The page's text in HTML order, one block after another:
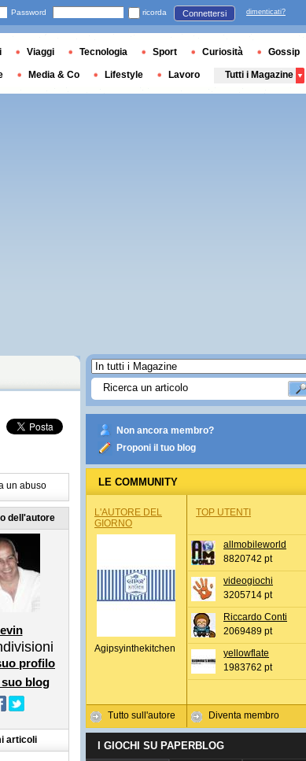
un abuso
dell'autore
profilo
blog
articoli
Non ancora membro?
Proponi il tuo blog
LE COMMUNITY
L'AUTORE DEL
GIORNO
Agipsyinthekitchen
Tutto sull'autore
TOP UTENTI
allmobileworld
8820742 pt
videogiochi
3205714 pt
Riccardo Conti
2069489 pt
yellowflate
1983762 pt
Diventa membro
I GIOCHI SU PAPERBLOG
Password ricorda Connettersi dimenticati?
Viaggi Tecnologia Sport Curiosità Gossip
Media & Co Lifestyle Lavoro Tutti i Magazine